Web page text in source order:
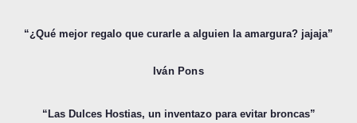
“¿Qué mejor regalo que curarle a alguien la amargura? jajaja”
Iván Pons
“Las Dulces Hostias, un inventazo para evitar broncas”